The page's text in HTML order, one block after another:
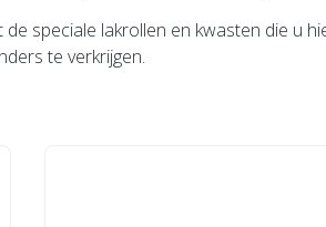
speciale lakrollen en kwasten die u
te verkrijgen.